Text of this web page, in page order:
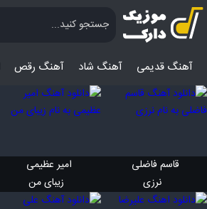
آهنگ قدیمی آهنگ‌ شاد آهنگ رقص
قاسم فاضلی
نرزی
امیر عظیمی
زیبای من